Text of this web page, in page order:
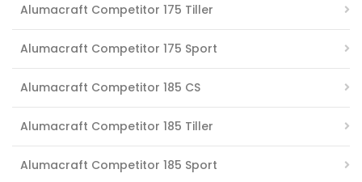
Alumacraft Competitor 175 Tiller
Alumacraft Competitor 175 Sport
Alumacraft Competitor 185 CS
Alumacraft Competitor 185 Tiller
Alumacraft Competitor 185 Sport